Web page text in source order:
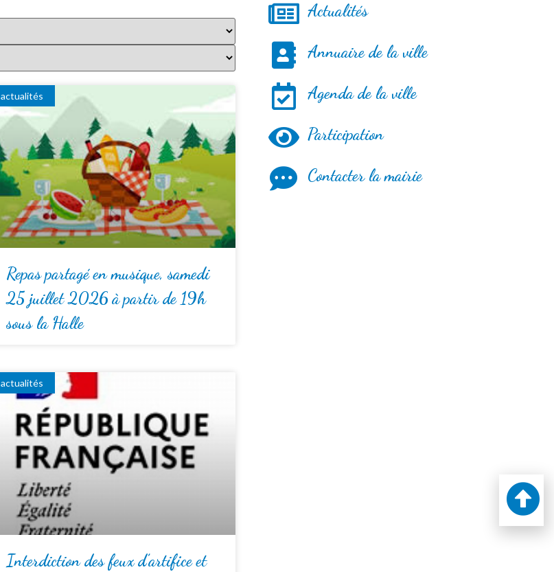
actualités
Repas partagé en musique, samedi
25 juillet 2026 à partir de 19h
sous la Halle
actualités
Interdiction des feux d’artifice et
Actualités
Annuaire de la ville
Agenda de la ville
Participation
Contacter la mairie